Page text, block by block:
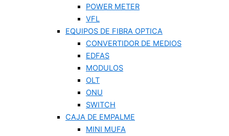
POWER METER
VFL
EQUIPOS DE FIBRA OPTICA
CONVERTIDOR DE MEDIOS
EDFAS
MODULOS
OLT
ONU
SWITCH
CAJA DE EMPALME
MINI MUFA